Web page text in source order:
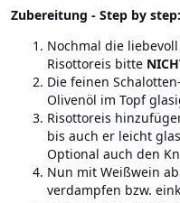
Zubereitung - Step by step:
Nochmal die
Risottoreis bitte
Die feinen
Olivenöl im Topf
Risottoreis
bis auch er leicht
Optional auch den
Nun mit Weißwein
verdampfen bzw.